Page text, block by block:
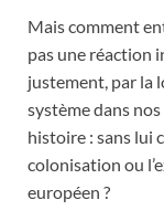
Mais comment
pas une réaction
justement, par la
système dans
histoire : sans lui
colonisation ou
européen ?